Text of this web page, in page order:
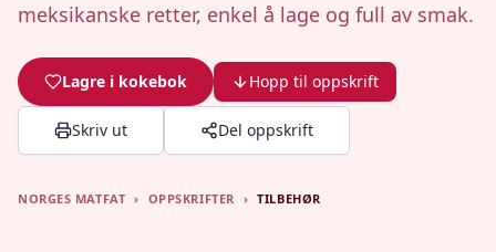
meksikanske retter, enkel å lage og full av smak.
Lagre i kokebok Hopp til oppskrift
Skriv ut Del oppskrift
NORGES MATFAT › OPPSKRIFTER › TILBEHØR